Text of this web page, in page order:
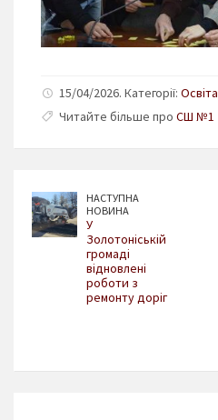
15/04/2026. Категорії: Освіта
Читайте більше про СШ №1
НАСТУПНА
НОВИНА
У
Золотоніській
громаді
відновлені
роботи з
ремонту доріг